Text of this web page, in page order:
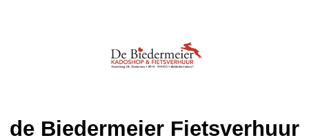
de Biedermeier Fietsverhuur